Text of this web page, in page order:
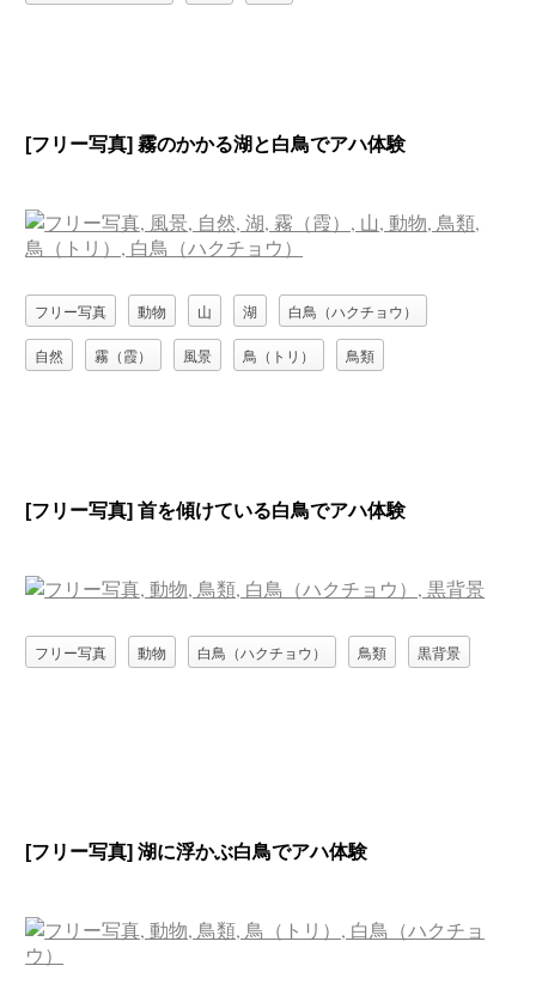
[フリー写真] 霧のかかる湖と白鳥でアハ体験
フリー写真 動物 山 湖 白鳥（ハクチョウ）
自然 霧（霞） 風景 鳥（トリ） 鳥類
[フリー写真] 首を傾けている白鳥でアハ体験
フリー写真 動物 白鳥（ハクチョウ） 鳥類 黒背景
[フリー写真] 湖に浮かぶ白鳥でアハ体験